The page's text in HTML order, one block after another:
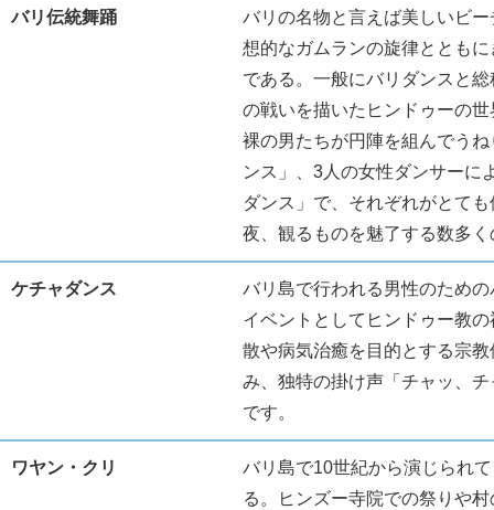
バリ伝統舞踊
バリの名物と言えば美しいビ
想的なガムランの旋律ととも
である。一般にバリダンスと
の戦いを描いたヒンドゥーの
裸の男たちが円陣を組んでう
ンス」、3人の女性ダンサーに
ダンス」で、それぞれがとて
夜、観るものを魅了する数多
ケチャダンス
バリ島で行われる男性のため
イベントとしてヒンドゥー教
散や病気治癒を目的とする宗
み、独特の掛け声「チャッ、
です。
ワヤン・クリ
バリ島で10世紀から演じられ
る。ヒンズー寺院での祭りや